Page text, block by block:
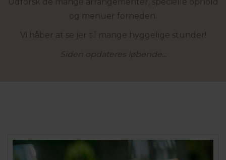
og menuer forneden.
Vi håber at se jer til mange hyggelige stunder!
Siden opdateres løbende...